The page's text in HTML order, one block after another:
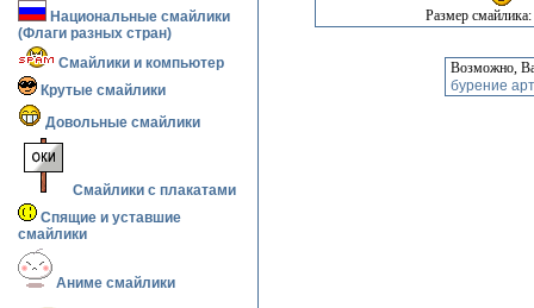
Национальные смайлики
(Флаги разных стран)
Смайлики и компьютер
Крутые смайлики
Довольные смайлики
Смайлики с плакатами
Спящие и уставшие
смайлики
Аниме смайлики
Размер
Возможно,
бурение